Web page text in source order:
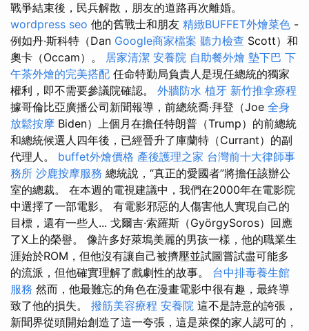
戰爭結束後，民兵解散，朋友的道路再次離婚。
wordpress seo 他的舊戰士和朋友 精緻BUFFET外燴菜色 -
例如丹·斯科特（Dan Google商家檔案 聽力檢查 Scott）和
奧卡（Occam）。 居家清潔 安養院 自助餐外燴 墊下巴 下
午茶外燴的完美搭配 任命特勤局負責人是現任總統的獨家
權利，即不需要參議院確認。 外牆防水 植牙 新竹推拿療程
據哥倫比亞廣播公司新聞報導，前總統喬·拜登（Joe 全身
放鬆按摩 Biden）上個月在擔任特朗普（Trump）的前總統
和總統候選人四年後，已經晉升了庫蘭特（Currant）的副
代理人。 buffet外燴價格 產後護理之家 台灣前十大律師事
務所 沙鹿按摩服務 總統說，“真正的愛國者”將擔任該辦公
室的總裁。 在本週的電視建議中，我們在2000年在電影院
中選擇了一部電影。 有電影邪惡的人傷害他人實現自己的
目標，還有一些人... 戈爾吉·索羅斯（GyörgySoros）回應
了X上的榮譽。 像許多好萊塢美麗的男孩一樣，他的職業生
涯始於ROM，但他沒有讓自己被擠壓並試圖嘗試盡可能多
的流派，但他確實理解了戲劇性的故事。 台中排毒養生館
服務 然而，他最難忘的角色在漫畫電影中很有趣，最終導
致了他的損失。 撥筋美容療程 安養院 這不是詩意的誇張，
新聞界從頭開始創造了這一夸張，這是萊傑的家人認可的，